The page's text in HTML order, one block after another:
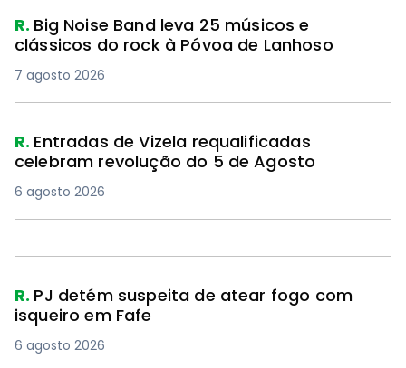
R. Big Noise Band leva 25 músicos e
clássicos do rock à Póvoa de Lanhoso
7 agosto 2026
R. Entradas de Vizela requalificadas
celebram revolução do 5 de Agosto
6 agosto 2026
R. PJ detém suspeita de atear fogo com
isqueiro em Fafe
6 agosto 2026